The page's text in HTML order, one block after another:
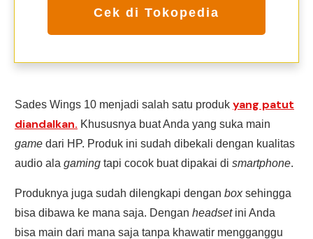
Cek di Tokopedia
Sades Wings 10 menjadi salah satu produk yang patut
diandalkan. Khususnya buat Anda yang suka main
game dari HP. Produk ini sudah dibekali dengan kualitas
audio ala gaming tapi cocok buat dipakai di smartphone.
Produknya juga sudah dilengkapi dengan boxsehingga
bisa dibawa ke mana saja. Dengan headsetini Anda
bisa main dari mana saja tanpa khawatir mengganggu